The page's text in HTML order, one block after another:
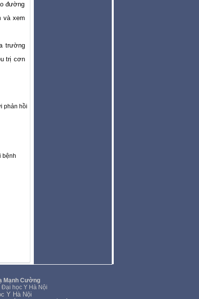
đư­ờng
và xem
trường
trị cơn
phản hồi
bệnh
Mạnh Cường
Đại học Y Hà Nội
Y Hà Nội